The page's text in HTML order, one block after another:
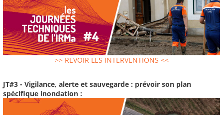
>> REVOIR LES INTERVENTIONS <<
JT#3 - Vigilance, alerte et sauvegarde : prévoir son plan
spécifique inondation :